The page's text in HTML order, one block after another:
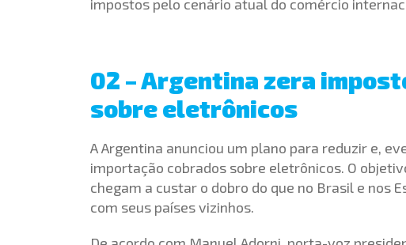
impostos pelo cenário atual do comércio
02 – Argentina zera
sobre eletrônicos
A Argentina anunciou um plano para reduzir e,
importação cobrados sobre eletrônicos. O
chegam a custar o dobro do que no Brasil e nos
com seus países vizinhos.